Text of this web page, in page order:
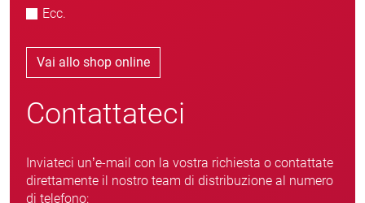
Ecc.
Vai allo shop online
Contattateci
Inviateci un’e-mail con la vostra richiesta o contattate
direttamente il nostro team di distribuzione al numero
di telefono: